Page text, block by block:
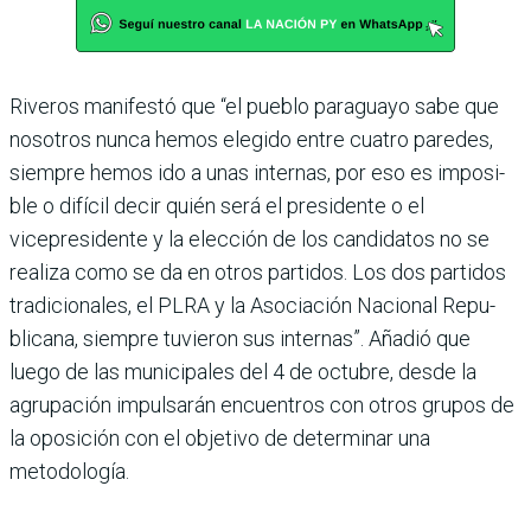
Riveros manifestó que “el pueblo paraguayo sabe que
nosotros nunca hemos ele­gido entre cuatro paredes,
siempre hemos ido a unas internas, por eso es imposi­
ble o difícil decir quién será el presidente o el
vicepresidente y la elección de los candidatos no se
realiza como se da en otros partidos. Los dos parti­dos
tradicionales, el PLRA y la Asociación Nacional Repu­
blicana, siempre tuvieron sus internas”. Añadió que
luego de las municipales del 4 de octubre, desde la
agrupación impulsarán encuentros con otros grupos de
la oposición con el objetivo de determinar una
metodología.